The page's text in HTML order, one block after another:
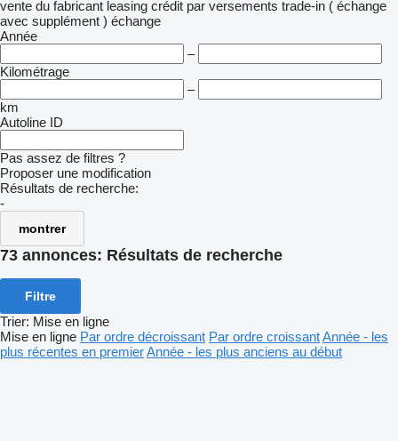
vente du fabricant leasing crédit par versements trade-in ( échange
avec supplément ) échange
Année
–
Kilométrage
–
km
Autoline ID
Pas assez de filtres ?
Proposer une modification
Résultats de recherche:
-
montrer
73 annonces: Résultats de recherche
Filtre
Trier: Mise en ligne
Mise en ligne Par ordre décroissant Par ordre croissantAnnée - les
plus récentes en premierAnnée - les plus anciens au début